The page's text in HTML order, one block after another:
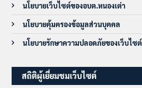
นโยบายเว็บไซต์ของอบต.หนองเต่า
นโยบายคุ้มครองข้อมูลส่วนบุคคล
นโยบายรักษาความปลอดภัยของเว็บไซต์
สถิติผู้เยี่ยมชมเว็บไซต์